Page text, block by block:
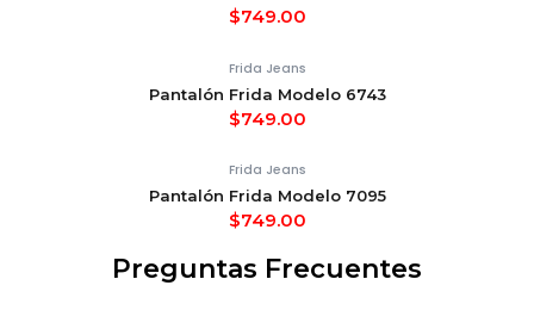
$749.00
Frida Jeans
Pantalón Frida Modelo 6743
$749.00
Frida Jeans
Pantalón Frida Modelo 7095
$749.00
Preguntas Frecuentes